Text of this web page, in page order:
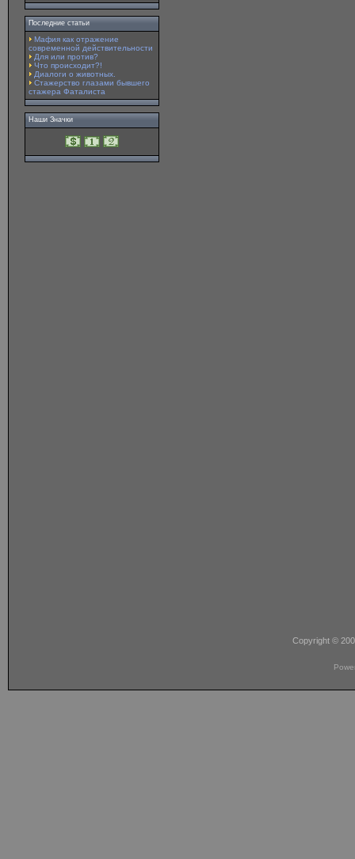
Последние статьи
Мафия как отражение
современной действительности
Для или против?
Что происходит?!
Диалоги о животных.
Стажерство глазами бывшего
стажера Фаталиста
Наши Значки
Copyright ©